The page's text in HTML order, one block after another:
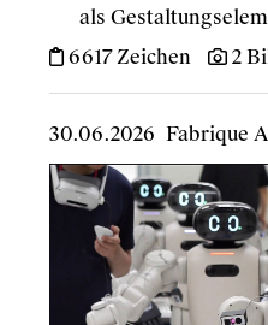
als
6617 Zeichen
2
30.06.2026 Fabrique